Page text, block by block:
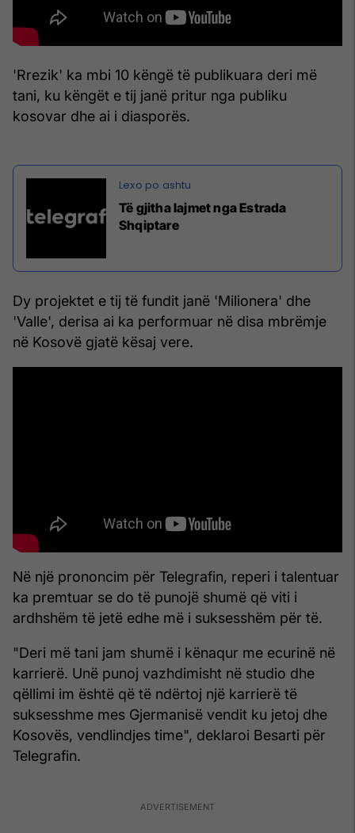
'Rrezik' ka mbi 10 këngë të publikuara deri më
tani, ku këngët e tij janë pritur nga publiku
kosovar dhe ai i diasporës.
Të gjitha lajmet nga Estrada
Shqiptare
Dy projektet e tij të fundit janë 'Milionera' dhe
'Valle', derisa ai ka performuar në disa mbrëmje
në Kosovë gjatë kësaj vere.
Në një prononcim për Telegrafin, reperi i talentuar
ka premtuar se do të punojë shumë që viti i
ardhshëm të jetë edhe më i suksesshëm për të.
"Deri më tani jam shumë i kënaqur me ecurinë në
karrierë. Unë punoj vazhdimisht në studio dhe
qëllimi im është që të ndërtoj një karrierë të
suksesshme mes Gjermanisë vendit ku jetoj dhe
Kosovës, vendlindjes time", deklaroi Besarti për
Telegrafin.